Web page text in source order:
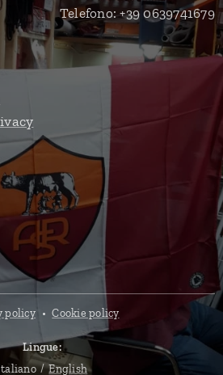
Telefono: +39 0639741679
policy Cookie policy
Lingue
English